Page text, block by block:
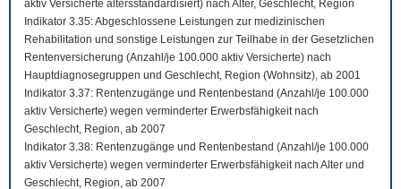
aktiv Versicherte altersstandardisiert) nach Alter, Geschlecht, Region
Indikator 3.35: Abgeschlossene Leistungen zur medizinischen
Rehabilitation und sonstige Leistungen zur Teilhabe in der Gesetzlichen
Rentenversicherung (Anzahl/je 100.000 aktiv Versicherte) nach
Hauptdiagnosegruppen und Geschlecht, Region (Wohnsitz), ab 2001
Indikator 3.37: Rentenzugänge und Rentenbestand (Anzahl/je 100.000
aktiv Versicherte) wegen verminderter Erwerbsfähigkeit nach
Geschlecht, Region, ab 2007
Indikator 3.38: Rentenzugänge und Rentenbestand (Anzahl/je 100.000
aktiv Versicherte) wegen verminderter Erwerbsfähigkeit nach Alter und
Geschlecht, Region, ab 2007